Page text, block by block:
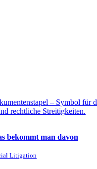
bekommt man davon
Litigation